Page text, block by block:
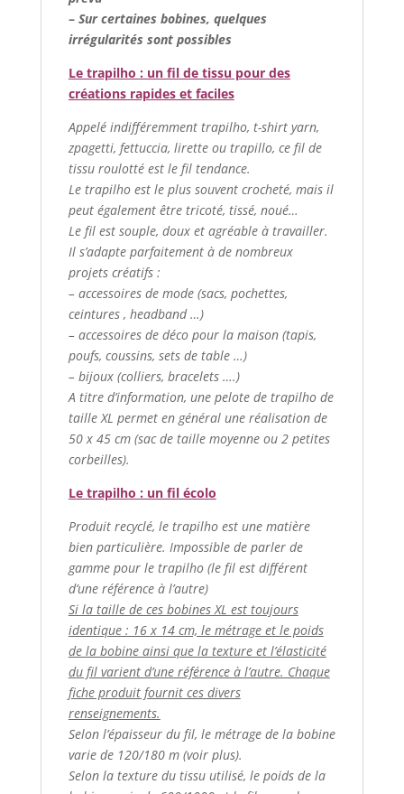
– Sur certaines bobines, quelques
irrégularités sont possibles
Le trapilho : un fil de tissu pour des
créations rapides et faciles
Appelé indifféremment trapilho, t-shirt yarn,
zpagetti, fettuccia, lirette ou trapillo, ce fil de
tissu roulotté est le fil tendance.
Le trapilho est le plus souvent crocheté, mais il
peut également être tricoté, tissé, noué…
Le fil est souple, doux et agréable à travailler.
Il s’adapte parfaitement à de nombreux
projets créatifs :
– accessoires de mode (sacs, pochettes,
ceintures , headband …)
– accessoires de déco pour la maison (tapis,
poufs, coussins, sets de table …)
– bijoux (colliers, bracelets ….)
A titre d’information, une pelote de trapilho de
taille XL permet en général une réalisation de
50 x 45 cm (sac de taille moyenne ou 2 petites
corbeilles).
Le trapilho : un fil écolo
Produit recyclé, le trapilho est une matière
bien particulière. Impossible de parler de
gamme pour le trapilho (le fil est différent
d’une référence à l’autre)
Si la taille de ces bobines XL est toujours
identique : 16 x 14 cm, le métrage et le poids
de la bobine ainsi que la texture et l’élasticité
du fil varient d’une référence à l’autre. Chaque
fiche produit fournit ces divers
renseignements.
Selon l’épaisseur du fil, le métrage de la bobine
varie de 120/180 m (voir plus).
Selon la texture du tissu utilisé, le poids de la